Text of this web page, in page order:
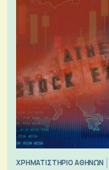
XΡΗΜΑΤΙΣΤΗΡΙΟ ΑΘΗΝΩΝ